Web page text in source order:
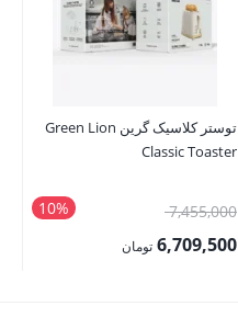
توستر کلاسیک گرین Green Lion
Classic Toaster
10% 7,455,000قیمت
اصلی:6,709,500 تومان